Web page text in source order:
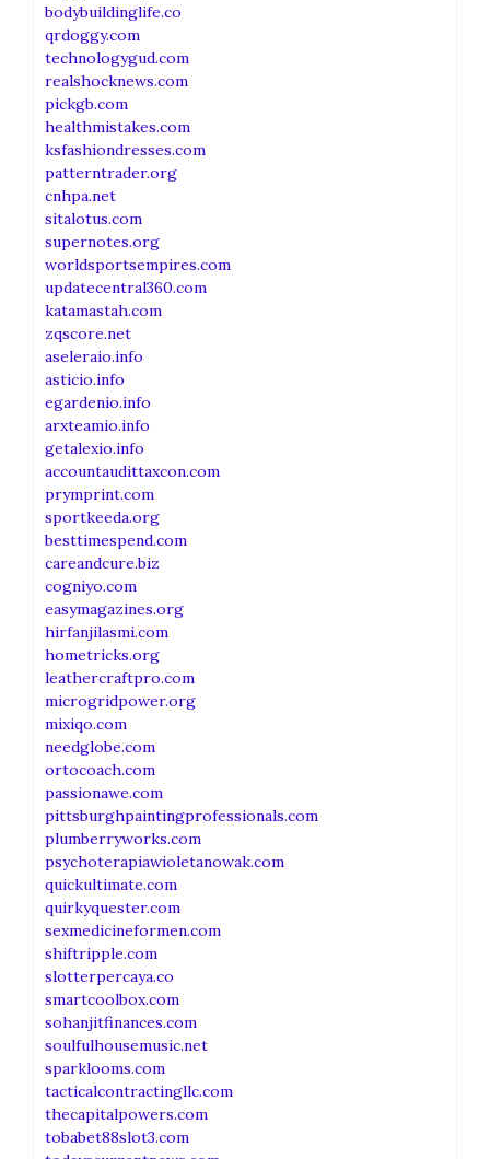
bodybuildinglife.co
qrdoggy.com
technologygud.com
realshocknews.com
pickgb.com
healthmistakes.com
ksfashiondresses.com
patterntrader.org
cnhpa.net
sitalotus.com
supernotes.org
worldsportsempires.com
updatecentral360.com
katamastah.com
zqscore.net
aseleraio.info
asticio.info
egardenio.info
arxteamio.info
getalexio.info
accountaudittaxcon.com
prymprint.com
sportkeeda.org
besttimespend.com
careandcure.biz
cogniyo.com
easymagazines.org
hirfanjilasmi.com
hometricks.org
leathercraftpro.com
microgridpower.org
mixiqo.com
needglobe.com
ortocoach.com
passionawe.com
pittsburghpaintingprofessionals.com
plumberryworks.com
psychoterapiawioletanowak.com
quickultimate.com
quirkyquester.com
sexmedicineformen.com
shiftripple.com
slotterpercaya.co
smartcoolbox.com
sohanjitfinances.com
soulfulhousemusic.net
sparklooms.com
tacticalcontractingllc.com
thecapitalpowers.com
tobabet88slot3.com